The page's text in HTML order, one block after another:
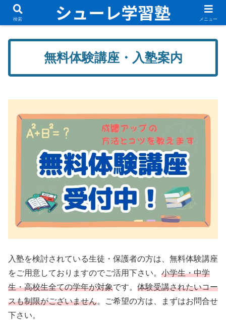
無料体験講座実施中！新規入塾生募集中です！
無料体験講座・入塾案内
入塾を検討されている生徒・保護者の方は、無料体験講座
をご用意しておりますのでご活用下さい。 小学生・中学
生・高校生全ての学年が対象です。 体験受講されたいコー
スも制限がございません。ご希望の方は、まずはお問合せ
下さい。
検索 メニュー